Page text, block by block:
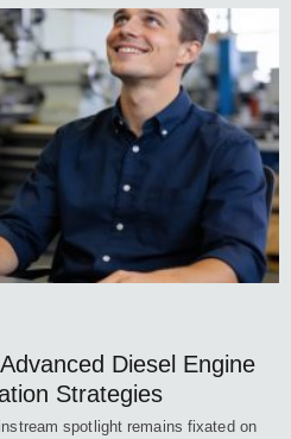
Diesel Engine
Strategies
spotlight remains fixated on